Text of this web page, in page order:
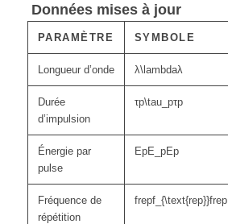
Données mises à jour
PARAMÈTRE SYMBOLE
Longueur d’onde λ\lambdaλ
Durée
d’impulsion
τp\tau_pτp
Énergie par
pulse
EpE_pEp
Fréquence de
répétition
frepf_{\text{rep}}frep